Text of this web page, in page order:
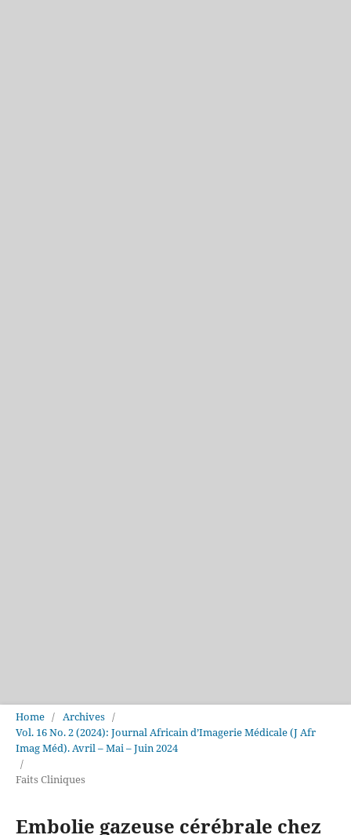
Home / Archives /
Vol. 16 No. 2 (2024): Journal Africain d’Imagerie Médicale (J Afr
Imag Méd). Avril – Mai – Juin 2024
/
Faits Cliniques
Embolie gazeuse cérébrale chez